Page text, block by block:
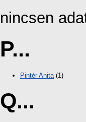
nincsen
P...
Pintér Anita (1)
Q...